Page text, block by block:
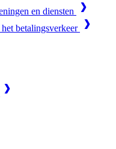
en diensten
betalingsverkeer